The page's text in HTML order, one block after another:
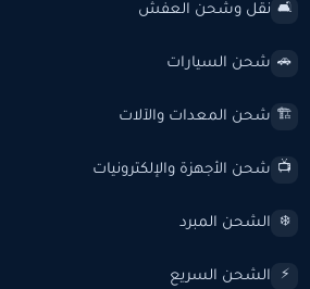
🛋️ نقل وشحن العفش
🚗 شحن السيارات
🏗️ شحن المعدات والآلات
📺 شحن الأجهزة والإلكترونيات
❄️ الشحن المبرد
⚡ الشحن السريع